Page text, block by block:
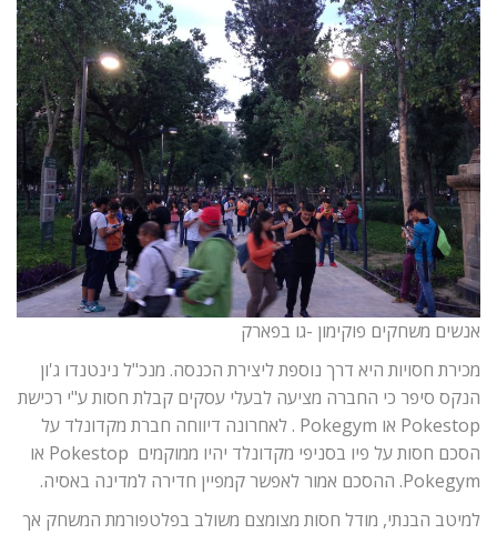
אנשים משחקים פוקימון -גו בפארק
מכירת חסויות היא דרך נוספת ליצירת הכנסה. מנכ"ל נינטנדו ג'ון
הנקס סיפר כי החברה מציעה לבעלי עסקים קבלת חסות ע"י רכישת
Pokestop או Pokegym . לאחרונה דיווחה חברת מקדונלד על
הסכם חסות על פיו בסניפי מקדונלד יהיו ממוקמים Pokestop או
Pokegym. ההסכם אמור לאפשר קמפיין חדירה למדינה באסיה.
למיטב הבנתי, מודל חסות מצומצם משולב בפלטפורמת המשחק אך